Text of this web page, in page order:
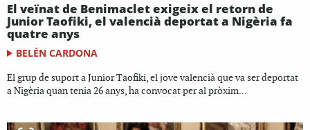
El veïnat de Benimaclet exigeix el retorn de
Junior Taofiki, el valencià deportat a Nigèria fa
quatre anys
BELÉN CARDONA
El grup de suport a Junior Taofiki, el jove valencià que va ser deportat
a Nigèria quan tenia 26 anys, ha convocat per al pròxim...